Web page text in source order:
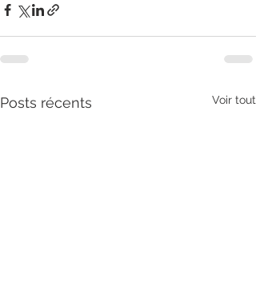
Posts récents Voir tout